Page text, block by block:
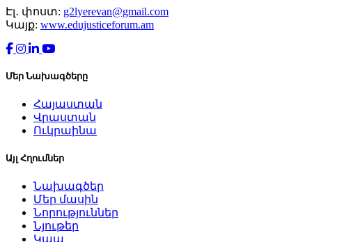
Էլ․ փոստ: g2lyerevan@gmail.com
Կայք: www.edujusticeforum.am
Մեր Նախագծերը
Հայաստան
Վրաստան
Ուկրաինա
Այլ Հղումներ
Նախագծեր
Մեր մասին
Նորություններ
Նյութեր
Կապ